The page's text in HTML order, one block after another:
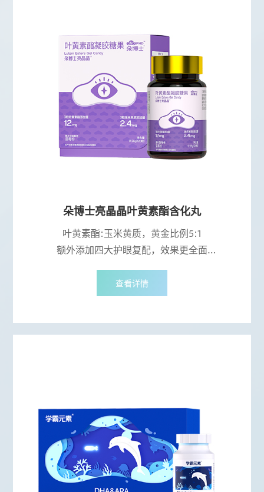
朵博士亮晶晶叶黄素酯含化丸
叶黄素酯:玉米黄质，黄金比例5:1
额外添加四大护眼复配，效果更全面
查看详情